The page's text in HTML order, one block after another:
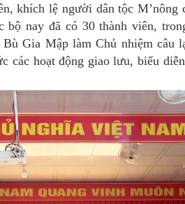
khích lệ người dân tộc M’nông
nay đã có 30 thành viên,
Gia Mập làm Chủ nhiệm câu
các hoạt động giao lưu, biểu